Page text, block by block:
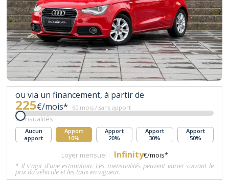
ou via un financement, à partir de
225€/mois* 60 mois / sans apport
Mensualités
Aucun
apport
Apport
10%
Apport
20%
Apport
30%
Apport
50%
Loyer mensuel : Infinity€/mois*
* Il s'agit d'une estimation. Les mensualités peuvent varier suivant le
prix du véhicule et les taux en vigueur.